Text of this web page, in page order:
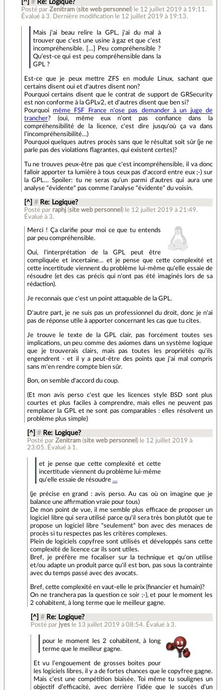
[^] # Re: Logique?
Posté par Zenitram(site web personnel ) le 12 juillet 2019 à 19:11 .
Évalué à 3. Dernière modification le 12 juillet 2019 à 19:13.
Mais j'ai beau relire la GPL, j'ai du mal à
trouver que c'est une usine à gaz et que c'est
incompréhensible. […] Peu compréhensible ?
Qu'est-ce qui est peu compréhensible dans la
GPL ?
Est-ce que je peux mettre ZFS en module Linux, sachant que
certains disent oui et d'autres disent non?
Pourquoi certains disent que le contrat de support de GRSecurity
est non conforme à la GPLv2, et d'autres disent que ben si?
Pourquoi même FSF France n'ose pas demander à un juge de
trancher? (oui, même eux n'ont pas confiance dans la
compréhensibilité de la licence, c'est dire jusqu'où ça va dans
l’incompréhensibilité…)
Pourquoi quelques autres procès sans que le résultat soit sûr (je ne
parle pas des violations flagrantes, qui existent certes)?
Tu ne trouves peux-être pas que c'est incompréhensible, il va donc
falloir apporter ta lumière à tous ceux pas d'accord entre eux ;-) sur
la GPL… Spoiler: tu ne seras qu'un parmi d'autres qui aura une
analyse "évidente" pas comme l'analyse "évidente" du voisin.
[^] # Re: Logique?
Posté par raphj(site web personnel ) le 12 juillet 2019 à 21:49.
Évalué à 3.
Merci ! Ça clarifie pour moi ce que tu entends
par peu compréhensible.
Oui, l'interprétation de la GPL peut être
compliquée et incertaine… et je pense que cette complexité et
cette incertitude viennent du problème lui-même qu'elle essaie de
résoudre (et des cas précis qui n'ont pas été imaginés lors de sa
rédaction).
Je reconnais que c'est un point attaquable de la GPL.
D'autre part, je ne suis pas un professionnel du droit, donc je n'ai
pas de réponse utile à apporter concernant les cas que tu cites.
Je trouve le texte de la GPL clair, pas forcément toutes ses
implications, un peu comme des axiomes dans un système logique
que je trouverais clairs, mais pas toutes les propriétés qu'ils
engendrent - et il y a peut-être des points que j'ai mal compris
sans m'en rendre compte bien sûr.
Bon, on semble d'accord du coup.
(Et mon avis perso c'est que les licences style BSD sont plus
courtes et plus faciles à comprendre, mais elles ne peuvent pas
remplacer la GPL et ne sont pas comparables : elles résolvent un
problème plus simple)
[^] # Re: Logique?
Posté parZenitram (site web personnel ) le 12 juillet 2019 à
23:05. Évalué à 1 .
et je pense que cette complexité et cette
incertitude viennent du problème lui-même
qu'elle essaie de résoudre …
(je précise en grand : avis perso. Au cas où on imagine que je
balance une affirmation vraie pour tous)
De mon point de vue, il me semble plus efficace de proposer un
logiciel libre qui sera utilisé parce qu'il sera très bon plutôt que te
propose un logiciel libre "seulement" bon avec des menaces de
procès si tu respectes pas les critères complexes.
Plein de logiciels copyfree sont utilisés et développés sans cette
complexité de licence car ils sont utiles.
Bref, je préfère me focaliser sur la technique et qu'on utilise
et/ou adapte un produit parce qu'il est bon, pas sous la contrainte
avec du temps passé avec des avocats.
Bref, cette complexité en vaut-elle le prix (financier et humain)?
On ne tranchera pas la question ce soir ;-), et pour le moment les
2 cohabitent, à long terme que le meilleur gagne.
[^] # Re: Logique?
Posté par jyes le 13 juillet 2019 à 08:54. Évalué à 3.
pour le moment les 2 cohabitent, à long
terme que le meilleur gagne.
Et vu l’engouement de grosses boites pour
les logiciels libres, il y a de fortes chances que le copyfree gagne.
Mais c’est une compétition biaisée. Toi même tu soulignes un
objectif d’efficacité, avec derrière l’idée que le succès d’un